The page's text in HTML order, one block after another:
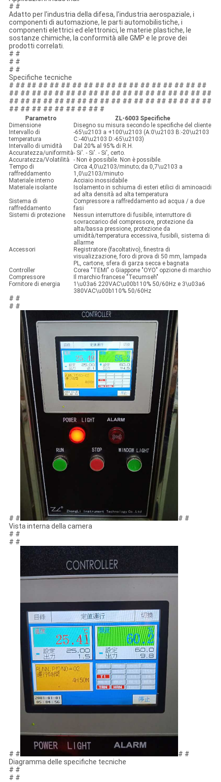
# #
Adatto per l'industria della difesa, l'industria aerospaziale, i
componenti di automazione, le parti automobilistiche, i
componenti elettrici ed elettronici, le materie plastiche, le
sostanze chimiche, la conformità alle GMP e le prove dei
prodotti correlati.
# #
# #
# #
Specifiche tecniche
# ## ## ## ## ## ## ## ## ## ## ## ## ## ## ## ## ##
## ## ## ## ## ## ## ## ## ## ## ## ## ## ## ## ## ##
## ## ## ## ## ## ## ## ## ## ## ## ## ## ## ## ## ##
## ## ## ## ## ## ## ## #
Parametro
ZL-6003 Specifiche
Dimensione
Disegno su misura secondo le specifiche del cliente
Intervallo di
temperatura
-65\u2103 a +100\u2103 (A:0\u2103 B:-20\u2103
C:-40\u2103 D:-65\u2103)
Intervallo di umidità
Dal 20% al 95% di R.H.
Accuratezza/uniformità- Si'. - Si'. - Si', certo.
Accuratezza/Volatilità
- Non è possibile. Non è possibile.
Tempo di
raffreddamento
Circa 4,0\u2103/minuto; da 0,7\u2103 a
1,0\u2103/minuto
Materiale interno
Acciaio inossidabile
Materiale isolante
Isolamento in schiuma di esteri etilici di aminoacidi
ad alta densità ad alta temperatura
Sistema di
raffreddamento
Compressore a raffreddamento ad acqua / a due
fasi
Sistemi di protezione
Nessun interruttore di fusibile, interruttore di
sovraccarico del compressore, protezione da
alta/bassa pressione, protezione da
umidità/temperatura eccessiva, fusibili, sistema di
allarme
Accessori
Registratore (facoltativo), finestra di
visualizzazione, foro di prova di 50 mm, lampada
PL, cartone, sfera di garza secca e bagnata
Controller
Corea "TEMI" o Giappone "OYO" opzione di marchio
Compressore
Il marchio francese "Tecumseh"
Fornitore di energia
1\u03a6 220VAC\u00b110% 50/60Hz e 3\u03a6
380VAC\u00b110% 50/60Hz
# #
# #
# #
# #
Vista interna della camera
# #
# #
# #
# #
Diagramma delle specifiche tecniche
# #
# #